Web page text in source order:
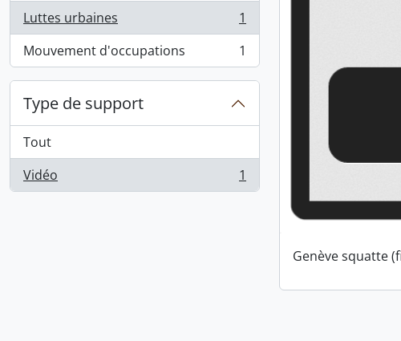
Luttes urbaines
, 1 résultats
1
Mouvement d'occupations
, 1 résultats 1
Type de support
Tout
Vidéo
, 1 résultats 1
Genève squatte